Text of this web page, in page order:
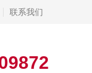
联系我们